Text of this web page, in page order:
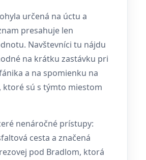
určená na úctu a
presahuje len
Navštevníci tu nájdu
na krátku zastávku pri
a na spomienku na
sú s týmto miestom
nenáročné prístupy:
cesta a značená
pod Bradlom, ktorá